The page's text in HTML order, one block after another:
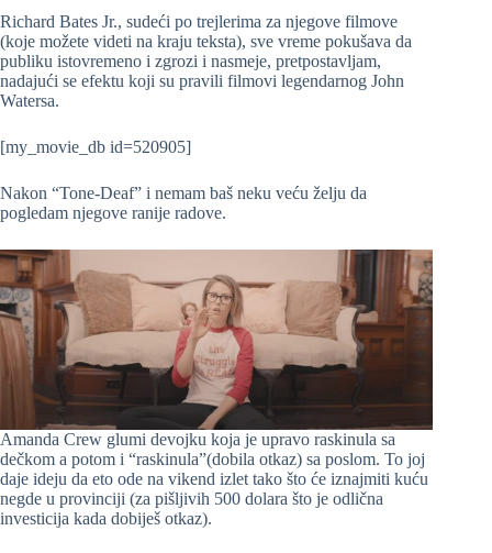
Richard Bates Jr., sudeći po trejlerima za njegove filmove
(koje možete videti na kraju teksta), sve vreme pokušava da
publiku istovremeno i zgrozi i nasmeje, pretpostavljam,
nadajući se efektu koji su pravili filmovi legendarnog John
Watersa.
[my_movie_db id=520905]
Nakon “Tone-Deaf” i nemam baš neku veću želju da
pogledam njegove ranije radove.
Amanda Crew glumi devojku koja je upravo raskinula sa
dečkom a potom i “raskinula”(dobila otkaz) sa poslom. To joj
daje ideju da eto ode na vikend izlet tako što će iznajmiti kuću
negde u provinciji (za pišljivih 500 dolara što je odlična
investicija kada dobiješ otkaz).